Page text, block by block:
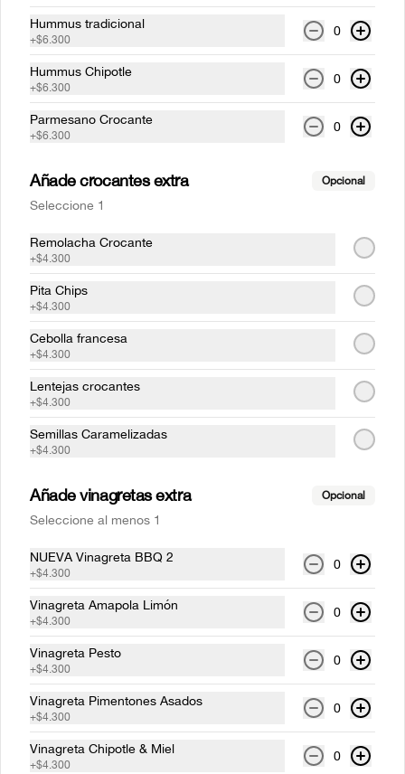
$21.900
Dale frescura a tus platos con nuestras
Vinagretas. (240gr)
Conócenos
Sedes
Política de devolución
Términos y condiciones
Política de privacidad
Redes sociales
Instagram
Hummus tradicional
+$6.300
0
Hummus Chipotle
+$6.300
0
Parmesano Crocante
+$6.300
0
Añade crocantes extra Opcional
Seleccione 1
Remolacha Crocante
+$4.300
Pita Chips
+$4.300
Cebolla francesa
+$4.300
Lentejas crocantes
+$4.300
Semillas Caramelizadas
+$4.300
Añade vinagretas extra Opcional
Seleccione al menos 1
NUEVA Vinagreta BBQ 2
+$4.300
0
Vinagreta Amapola Limón
+$4.300
0
Vinagreta Pesto
+$4.300
0
Vinagreta Pimentones Asados
+$4.300
0
Vinagreta Chipotle & Miel
+$4.300
0